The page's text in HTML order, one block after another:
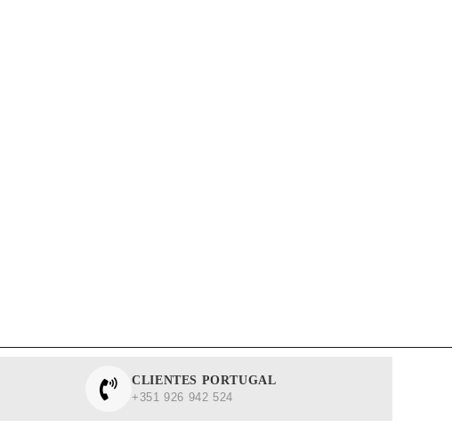
CLIENTES PORTUGAL
+351 926 942 524